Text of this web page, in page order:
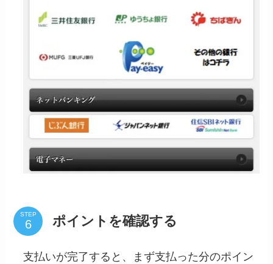
STEP ポイントを確認する
支払いが完了すると、まず支払った分のポイン